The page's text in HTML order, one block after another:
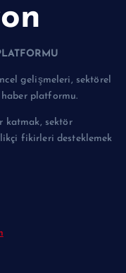
gelişmeleri, sektörel
platformu.
katmak, sektör
fikirleri desteklemek